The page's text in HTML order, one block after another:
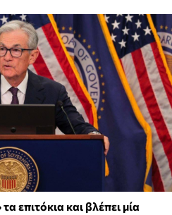
επιτόκια και βλέπει μία